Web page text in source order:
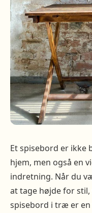
Et spisebord er
hjem, men også en
indretning. Når du
at tage højde for
spisebord i træ er